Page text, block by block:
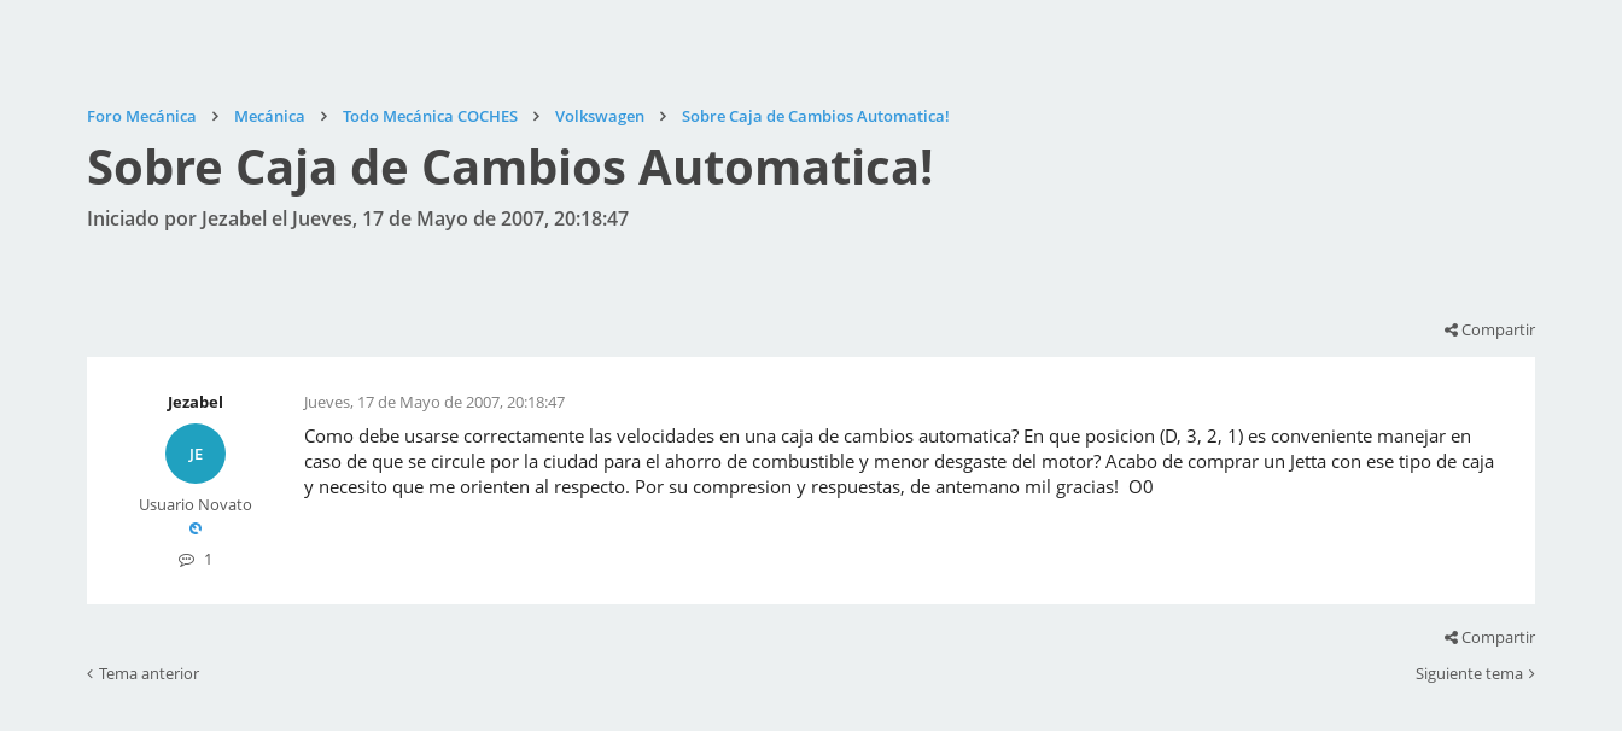
Foro Mecánica Mecánica Todo Mecánica COCHES Volkswagen Sobre Caja de Cambios Automatica!
Sobre Caja de Cambios Automatica!
Iniciado por Jezabel el Jueves, 17 de Mayo de 2007, 20:18:47
Compartir
Jezabel
JE
Usuario Novato
1
Jueves, 17 de Mayo de 2007, 20:18:47
Como debe usarse correctamente las velocidades en una caja de cambios automatica? En que posicion (D, 3, 2, 1) es conveniente manejar en
caso de que se circule por la ciudad para el ahorro de combustible y menor desgaste del motor? Acabo de comprar un Jetta con ese tipo de caja
y necesito que me orienten al respecto. Por su compresion y respuestas, de antemano mil gracias! O0
Compartir
Tema anterior
Siguiente tema